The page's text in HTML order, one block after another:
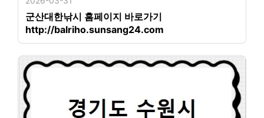
군산대한낚시 홈페이지 바로가기
http://balriho.sunsang24.com